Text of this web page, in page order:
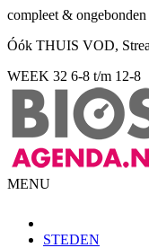
compleet &
Óók THUIS VOD,
WEEK 32 6-8 t/m 12-8
MENU
STEDEN